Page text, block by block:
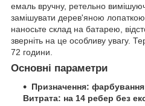
емаль вручну, ретельно
замішувати дерев'яною
наносьте склад на батарею,
зверніть на це особливу увагу.
72 години.
Основні параметри
Призначення:
Витрата: на 14 ребер без